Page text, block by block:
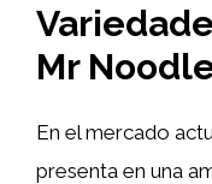
Mr
En el mercado
presenta en una